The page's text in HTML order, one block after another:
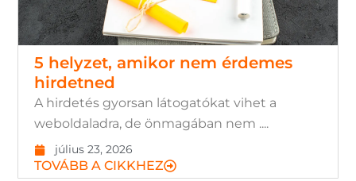
5 helyzet, amikor nem érdemes
hirdetned
A hirdetés gyorsan látogatókat vihet a
weboldaladra, de önmagában nem ....
július 23, 2026
TOVÁBB A CIKKHEZ